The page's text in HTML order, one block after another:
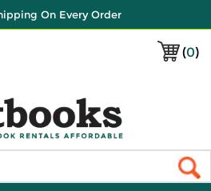
On Every Order
(0)